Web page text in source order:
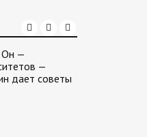
Он —
—
дает советы